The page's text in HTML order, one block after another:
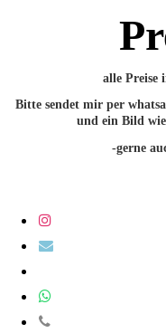
alle Preise
Bitte sendet mir per
und ein Bild
-gerne